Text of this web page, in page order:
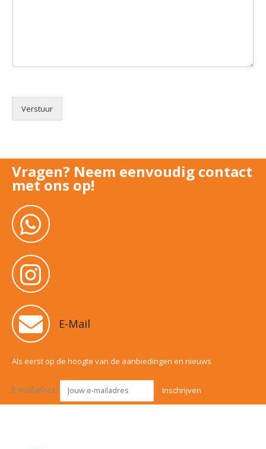
Verstuur
Vragen? Neem eenvoudig contact
met ons op!
E-Mail
Als eerst op de hoogte van de aanbiedingen en nieuws
E-mailadres: